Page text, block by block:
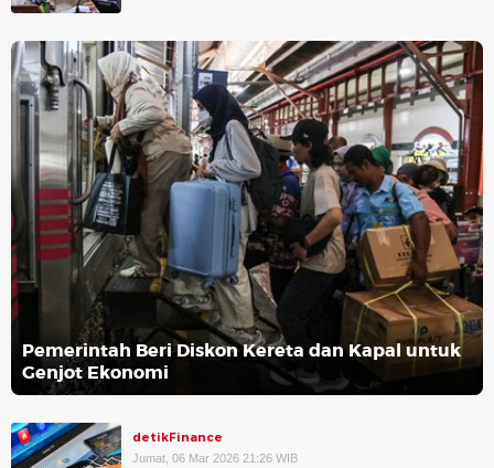
Pemerintah Beri Diskon Kereta dan Kapal untuk
Genjot Ekonomi
detikFinance
Jumat, 06 Mar 2026 21:26 WIB